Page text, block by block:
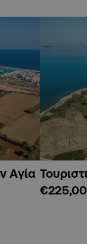
Αγία